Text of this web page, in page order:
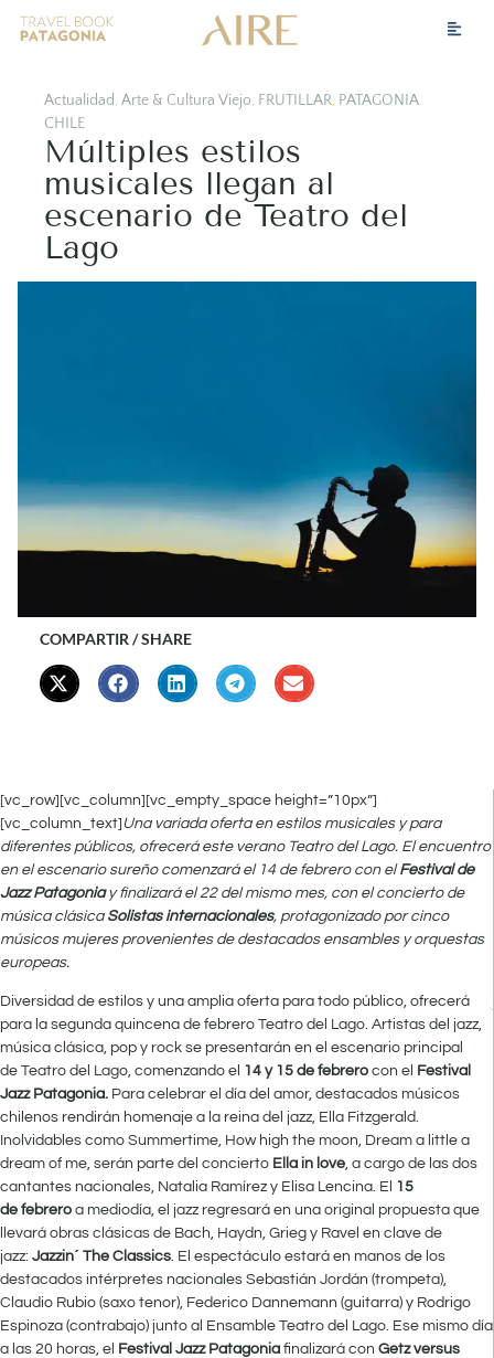
Actualidad,Arte & Cultura Viejo, FRUTILLAR, PATAGONIA
CHILE
Múltiples estilos
musicales llegan al
escenario de Teatro del
Lago
COMPARTIR / SHARE
[vc_row][vc_column][vc_empty_space height=”10px”]
[vc_column_text] Una variada oferta en estilos musicales y para
diferentes públicos, ofrecerá este verano Teatro del Lago. El encuentro
en el escenario sureño comenzará el 14 de febrero con elFestival de
Jazz Patagoniay finalizará el 22 del mismo mes, con el concierto de
música clásica Solistas internacionales, protagonizado por cinco
músicos mujeres provenientes de destacados ensambles y orquestas
europeas.
Diversidad de estilos y una amplia oferta para todo público, ofrecerá
para la segunda quincena de febrero Teatro del Lago. Artistas del jazz,
música clásica, pop y rock se presentarán en el escenario principal
de Teatro del Lago, comenzando el 14 y 15 de febrero con el Festival
Jazz Patagonia. Para celebrar el día del amor, destacados músicos
chilenos rendirán homenaje a la reina del jazz, Ella Fitzgerald.
Inolvidables como Summertime, How high the moon, Dream a little a
dream of me, serán parte del concierto Ella in love, a cargo de las dos
cantantes nacionales, Natalia Ramírez y Elisa Lencina. El
15
de febrero a mediodía, el jazz regresará en una original propuesta que
llevará obras clásicas de Bach, Haydn, Grieg y Ravel en clave de
jazz: Jazzin´ The Classics. El espectáculo estará en manos de los
destacados intérpretes nacionales Sebastián Jordán (trompeta),
Claudio Rubio (saxo tenor), Federico Dannemann (guitarra) y Rodrigo
Espinoza (contrabajo) junto al Ensamble Teatro del Lago. Ese mismo día
a las 20 horas, el Festival Jazz Patagonia finalizará con Getz versus